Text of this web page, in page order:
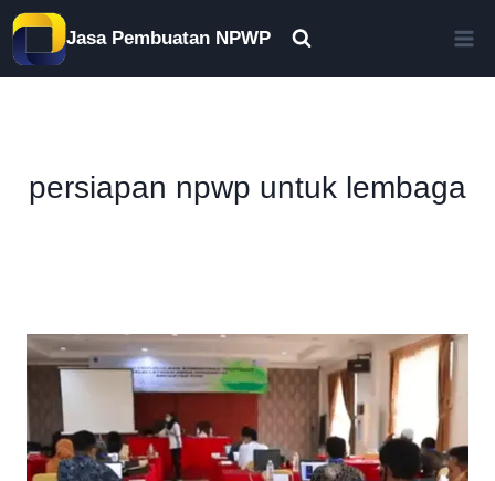
Skip
to
content
Jasa Pembuatan NPWP
persiapan npwp untuk lembaga